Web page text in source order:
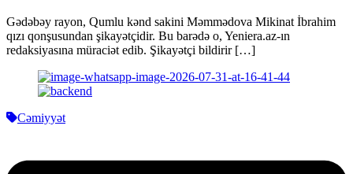
Gədəbəy rayon, Qumlu kənd sakini Məmmədova Mikinat İbrahim
qızı qonşusundan şikayətçidir. Bu barədə o, Yeniera.az-ın
redaksiyasına müraciət edib. Şikayətçi bildirir […]
Cəmiyyət